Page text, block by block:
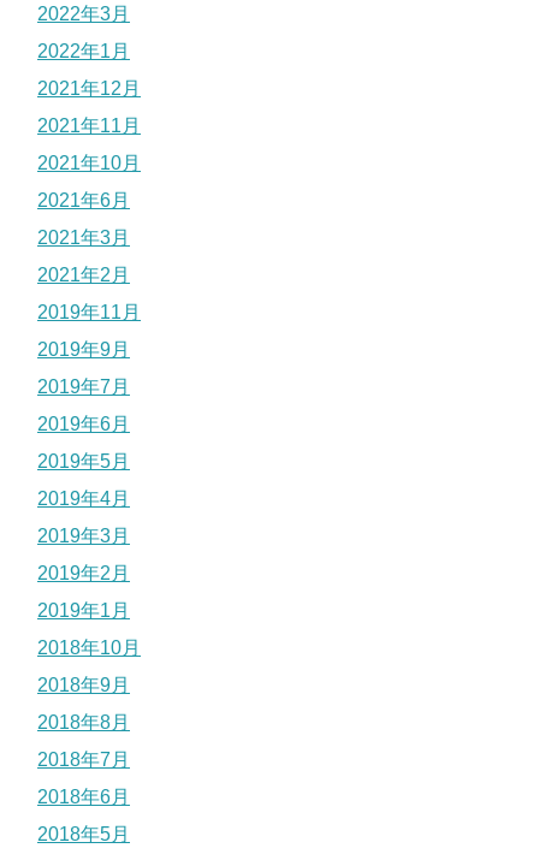
2022年3月
2022年1月
2021年12月
2021年11月
2021年10月
2021年6月
2021年3月
2021年2月
2019年11月
2019年9月
2019年7月
2019年6月
2019年5月
2019年4月
2019年3月
2019年2月
2019年1月
2018年10月
2018年9月
2018年8月
2018年7月
2018年6月
2018年5月